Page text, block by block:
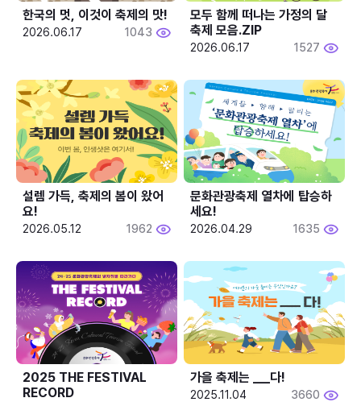
한국의 멋, 이것이 축제의 맛!
2026.06.17 1043
모두 함께 떠나는 가정의 달
축제 모음.ZIP
2026.06.17 1527
설렘 가득, 축제의 봄이 왔어
요!
2026.05.12 1962
문화관광축제 열차에 탑승하
세요!
2026.04.29 1635
2025 THE FESTIVAL
RECORD
2025.11.04 3660